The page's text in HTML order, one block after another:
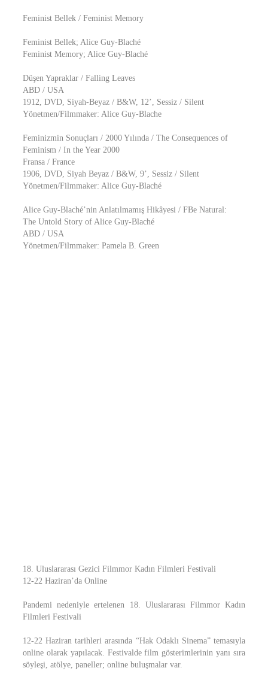
Feminist Bellek / Feminist Memory
Feminist Bellek; Alice Guy-Blaché
Feminist Memory; Alice Guy-Blaché
Düşen Yapraklar / Falling Leaves
ABD / USA
1912, DVD, Siyah-Beyaz / B&W, 12’, Sessiz / Silent
Yönetmen/Filmmaker: Alice Guy-Blache
Feminizmin Sonuçları / 2000 Yılında / The Consequences of
Feminism / In the Year 2000
Fransa / France
1906, DVD, Siyah Beyaz / B&W, 9’, Sessiz / Silent
Yönetmen/Filmmaker: Alice Guy-Blaché
Alice Guy-Blaché’nin Anlatılmamış Hikâyesi / FBe Natural:
The Untold Story of Alice Guy-Blaché
ABD / USA
Yönetmen/Filmmaker: Pamela B. Green
18. Uluslararası Gezici Filmmor Kadın Filmleri Festivali
12-22 Haziran’da Online
Pandemi nedeniyle ertelenen 18. Uluslararası Filmmor Kadın
Filmleri Festivali
12-22 Haziran tarihleri arasında “Hak Odaklı Sinema” temasıyla
online olarak yapılacak. Festivalde film gösterimlerinin yanı sıra
söyleşi, atölye, paneller; online buluşmalar var.